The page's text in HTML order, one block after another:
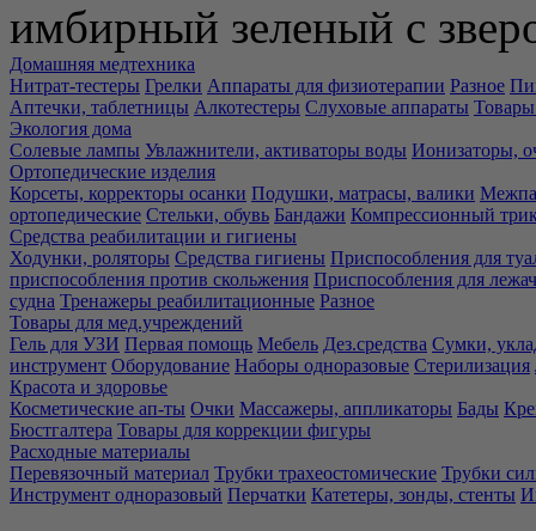
имбирный зеленый с
Домашняя медтехника
Нитрат-тестеры Грелки Аппараты для физиотерапии Разное
Аптечки, таблетницы Алкотестеры Слуховые аппараты Товары
Экология дома
Солевые лампы Увлажнители, активаторы воды Ионизаторы,
Ортопедические изделия
Корсеты, корректоры осанки Подушки, матрасы, валики
ортопедические Стельки, обувь Бандажи Компрессионный
Средства реабилитации и гигиены
Ходунки, роляторы Средства гигиены Приспособления для
приспособления против скольжения Приспособления для
судна Тренажеры реабилитационные Разное
Товары для мед.учреждений
Гель для УЗИ Первая помощь Мебель Дез.средства Сумки,
инструмент Оборудование Наборы одноразовые Стерилизация
Красота и здоровье
Косметические ап-ты Очки Массажеры, аппликаторы Бады
Бюстгалтера Товары для коррекции фигуры
Расходные материалы
Перевязочный материал Трубки трахеостомические Трубки
Инструмент одноразовый Перчатки Катетеры, зонды, стенты